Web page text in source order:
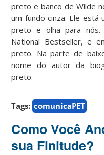
preto e banco de Wilde
um fundo cinza. Ele está
preto e olha para
National Bestseller, e
preto. Na parte de
nome do autor da
preto.
Tags: comunicaPET
Como Você
sua Finitude?